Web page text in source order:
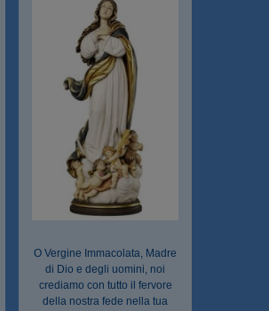
O Vergine Immacolata, Madre
di Dio e degli uomini, noi
crediamo con tutto il fervore
della nostra fede nella tua